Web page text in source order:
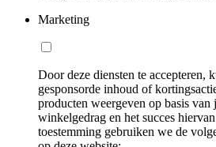
Marketing
Door deze diensten te accepteren,
gesponsorde inhoud of
producten weergeven op basis van
winkelgedrag en het succes
toestemming gebruiken we de